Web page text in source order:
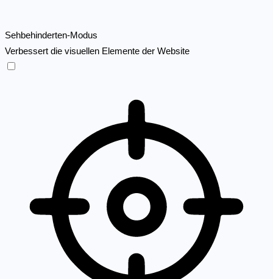
Sehbehinderten-Modus
Verbessert die visuellen Elemente der Website